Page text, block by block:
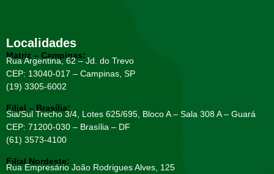
Localidades
Matriz – Campinas:
Rua Argentina, 62 – Jd. do Trevo
CEP: 13040-017 – Campinas, SP
(19) 3305-6002
Filial – Brasília:
Sia/Sul Trecho 3/4, Lotes 625/695, Bloco A – Sala 308 A – Guará
CEP: 71200-030 – Brasília – DF
(61) 3573-4100
Filial Nordeste:
Rua Empresário João Rodrigues Alves, 125